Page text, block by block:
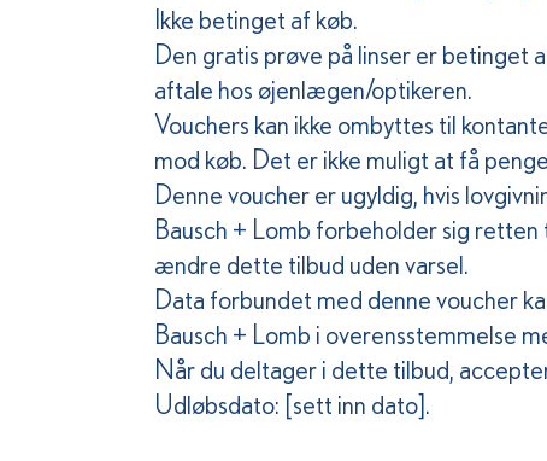
Ikke betinget af køb.
Den gratis prøve på linser er betinget
aftale hos øjenlægen/optikeren.
Vouchers kan ikke ombyttes til
mod køb. Det er ikke muligt at få
Denne voucher er ugyldig, hvis
Bausch + Lomb forbeholder sig
ændre dette tilbud uden varsel.
Data forbundet med denne voucher
Bausch + Lomb i overensstemmelse
Når du deltager i dette tilbud,
Udløbsdato: [sett inn dato].